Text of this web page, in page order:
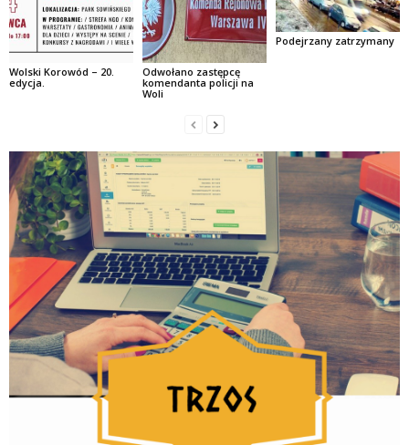
Wolski Korowód – 20.
edycja.
Odwołano zastępcę
komendanta policji na
Woli
Podejrzany zatrzymany